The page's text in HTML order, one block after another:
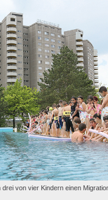
von vier Kindern einen